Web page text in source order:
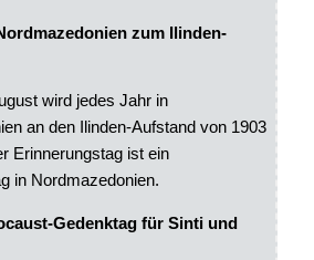
zum Ilinden-
wird jedes Jahr in
an den Ilinden-Aufstand von 1903
Erinnerungstag ist ein
in Nordmazedonien.
Gedenktag für Sinti und